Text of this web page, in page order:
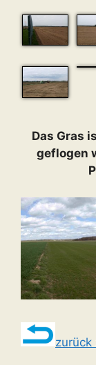
Das Gras
geflogen
zurück